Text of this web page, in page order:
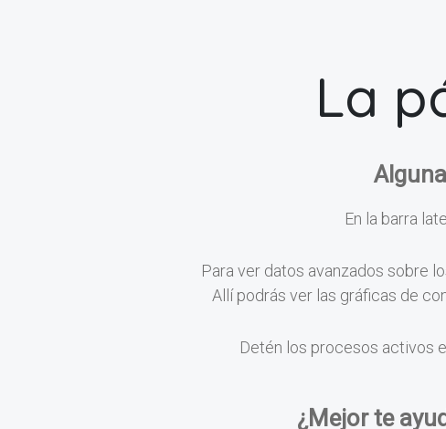
La
En la barra
Para ver datos avanzados sobre
Allí podrás ver las gráficas de
Detén los procesos activos
¿Mejor te